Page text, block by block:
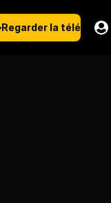
Regarder la télé